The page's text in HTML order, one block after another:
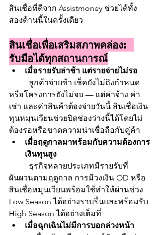
สินเชื่อที่ดีจาก Assistmoney ช่วยได้ทั้ง
สองด้านนี้ในครั้งเดียว
สินเชื่อเพื่อเสริมสภาพคล่อง:
รับมือได้ทุกสถานการณ์
เมื่อรายรับล่าช้า แต่รายจ่ายไม่รอ
หรือโครงการยังไม่จบ — แต่ค่าจ้าง ค่า
เช่า และค่าสินค้าต้องจ่ายวันนี้ สินเชื่อเงิน
ทุนหมุนเวียนช่วยปิดช่องว่างนี้ได้โดยไม่
ต้องรอหรือขาดความน่าเชื่อถือกับคู่ค้า
เมื่อฤดูกาลมาพร้อมกับความต้องการ
เงินทุนสูง
ผันผวนตามฤดูกาล การมีวงเงิน OD หรือ
สินเชื่อหมุนเวียนพร้อมใช้ทำให้ผ่านช่วง
Low Season ได้อย่างราบรื่นและพร้อมรับ
High Season ได้อย่างเต็มที่
เมื่อฉุกเฉินไม่มีการบอกล่วงหน้า